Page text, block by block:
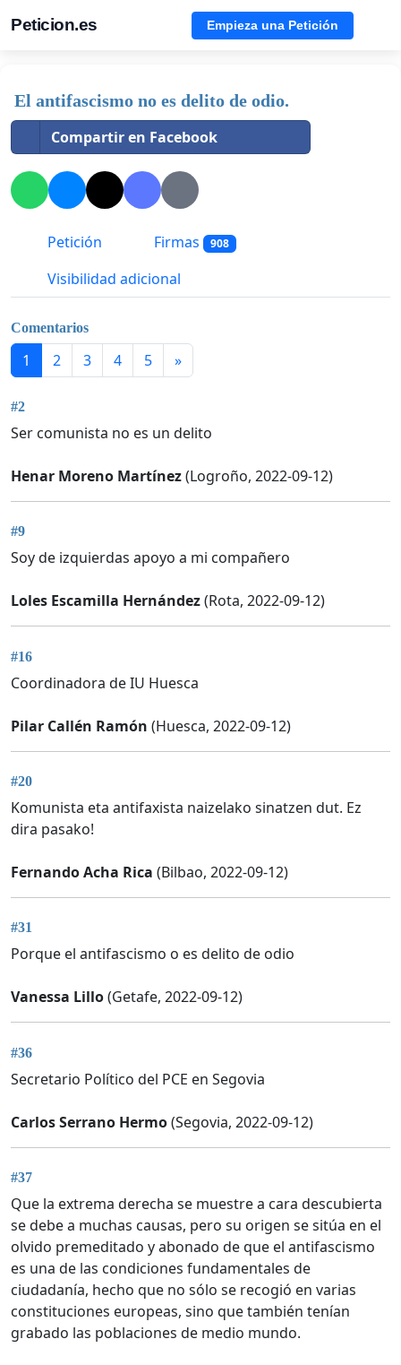
Peticion.es Empieza una Petición
El antifascismo no es delito de odio.
Compartir en Facebook
Petición Firmas 908
Visibilidad adicional
Comentarios
1 2 3 4 5 »
#2
Ser comunista no es un delito
Henar Moreno Martínez(Logroño, 2022-09-12)
#9
Soy de izquierdas apoyo a mi compañero
Loles Escamilla Hernández(Rota, 2022-09-12)
#16
Coordinadora de IU Huesca
Pilar Callén Ramón (Huesca, 2022-09-12)
#20
Komunista eta antifaxista naizelako sinatzen dut. Ez
dira pasako!
Fernando Acha Rica (Bilbao, 2022-09-12)
#31
Porque el antifascismo o es delito de odio
Vanessa Lillo(Getafe, 2022-09-12)
#36
Secretario Político del PCE en Segovia
Carlos Serrano Hermo(Segovia, 2022-09-12)
#37
Que la extrema derecha se muestre a cara descubierta
se debe a muchas causas, pero su origen se sitúa en el
olvido premeditado y abonado de que el antifascismo
es una de las condiciones fundamentales de
ciudadanía, hecho que no sólo se recogió en varias
constituciones europeas, sino que también tenían
grabado las poblaciones de medio mundo.